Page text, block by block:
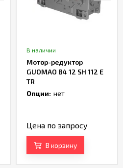
В наличии
Мотор-редуктор
GUOMAO B4 12 SH 112 E
TR
Опции: нет
Цена по запросу
В корзину